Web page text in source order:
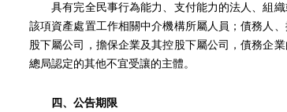
具有完全民事行為能力、支付能力的法人、組織
該項資產處置工作相關中介機構所屬人員；債務人
股下屬公司，擔保企業及其控股下屬公司，債務企
總局認定的其他不宜受讓的主體。
四、公告期限